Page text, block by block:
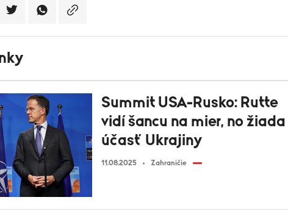
Summit USA-Rusko: Rutte
vidí šancu na mier, no žiada
účasť Ukrajiny
11.08.2025 Zahraničie